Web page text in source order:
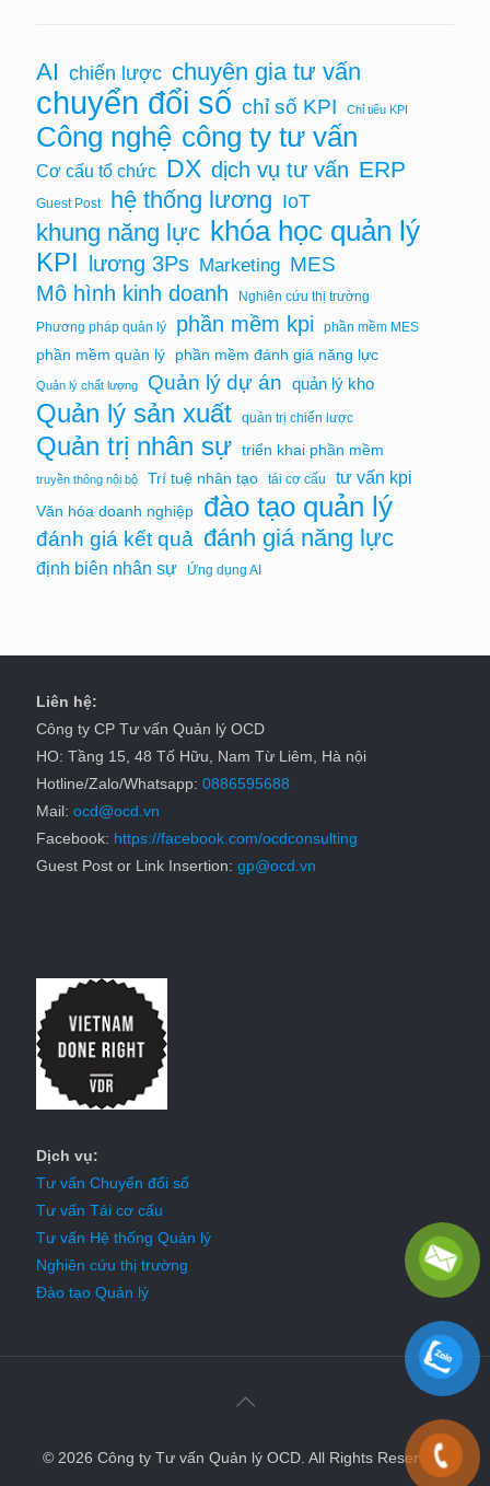
AI chiến lược chuyên gia tư vấn
chuyển đổi số chỉ số KPI Chỉ tiêu KPI
Công nghệ công ty tư vấn
Cơ cấu tổ chức DX dịch vụ tư vấn ERP
Guest Post hệ thống lương IoT
khung năng lực khóa học quản lý
KPI lương 3Ps Marketing MES
Mô hình kinh doanh
Nghiên cứu thị trường
Phương pháp quản lý
phần mềm kpi phần mềm MES
phần mềm quản lý phần mềm đánh giá năng lực
Quản lý chất lượng Quản lý dự án quản lý kho
Quản lý sản xuất quản trị chiến lược
Quản trị nhân sự triển khai phần mềm
truyền thông nội bộ Trí tuệ nhân tạo tái cơ cấu tư vấn kpi
Văn hóa doanh nghiệp đào tạo quản lý
đánh giá kết quả đánh giá năng lực
định biên nhân sự Ứng dụng AI
Liên hệ:
Công ty CP Tư vấn Quản lý OCD
HO: Tầng 15, 48 Tố Hữu, Nam Từ Liêm, Hà nội
Hotline/Zalo/Whatsapp: 0886595688
Mail: ocd@ocd.vn
Facebook: https://facebook.com/ocdconsulting
Guest Post or Link Insertion: gp@ocd.vn
Dịch vụ:
Tư vấn Chuyển đổi số
Tư vấn Tái cơ cấu
Tư vấn Hệ thống Quản lý
Nghiên cứu thị trường
Đào tạo Quản lý
© 2026 Công ty Tư vấn Quản lý OCD. All Rights Reserved.